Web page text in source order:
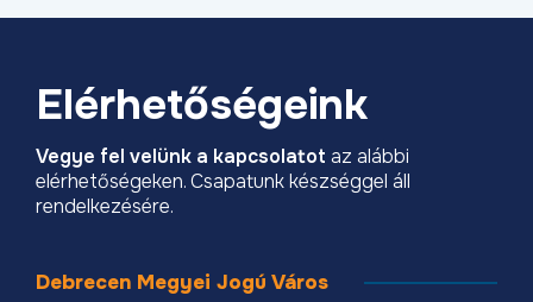
Elérhetőségeink
Vegye fel velünk a kapcsolatot az alábbi
elérhetőségeken. Csapatunk készséggel áll
rendelkezésére.
Debrecen Megyei Jogú Város